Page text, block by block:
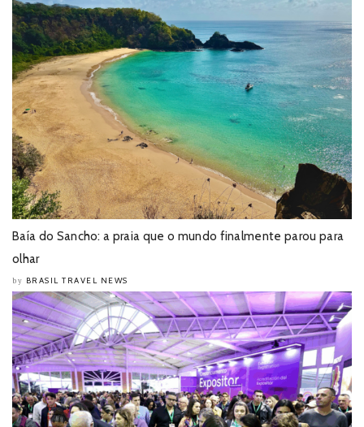
Baía do Sancho: a praia que o mundo finalmente parou para
olhar
by BRASIL TRAVEL NEWS